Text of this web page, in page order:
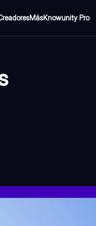
MásKnowunity Pro